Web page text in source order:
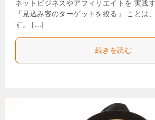
ネットビジネスやアフィリエイトを 実践
「見込み客のターゲットを絞る」 ことは
す。 […]
続きを読む